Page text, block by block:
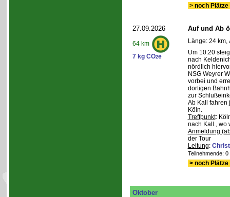
> noch
27.09.2026
64 km
7 kg CO2e
Auf und Ab
Länge: 24 km,
Um 10:20
nach
nördlich
NSG Weyrer
vorbei und
dortigen
zur
Ab Kall fahren
Köln.
Treffpunkt:
nach Kall., wo
Anmeldung
der Tour
Leitung:
Teilnehmende:
> noch
Oktober